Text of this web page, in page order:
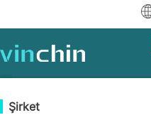
Veri Koruma
Sanal
Destek Kaynakları
Satın Alma Rehberi
Bir Ortak Olun
Şirket